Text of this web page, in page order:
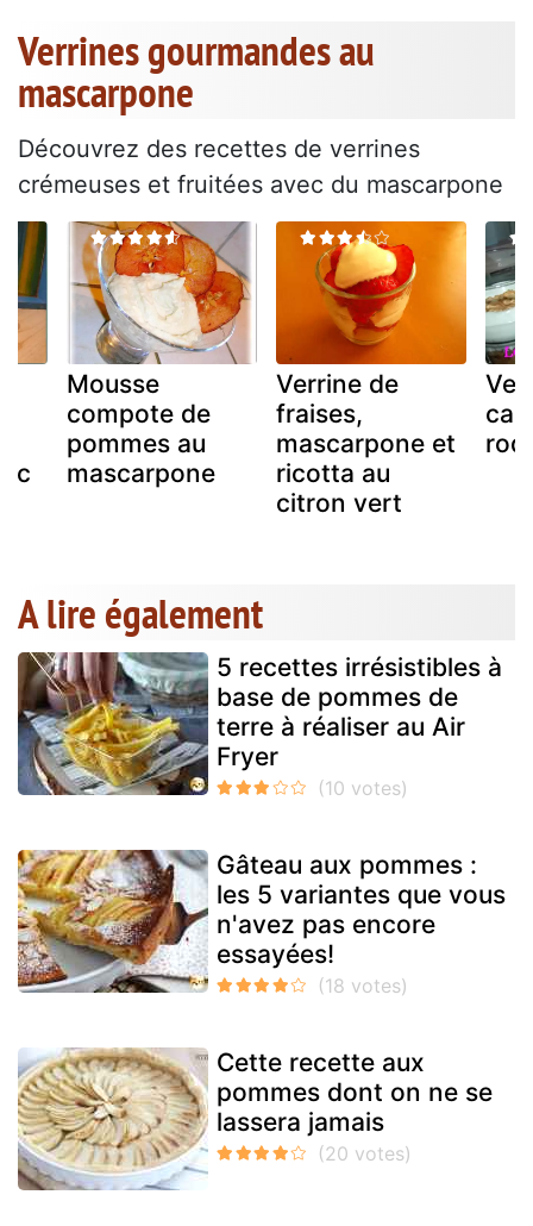
Verrines gourmandes au
mascarpone
Découvrez des recettes de verrines
crémeuses et fruitées avec du mascarpone
Mousse
compote de
pommes au
mascarpone
Verrine de
fraises,
mascarpone et
ricotta au
citron vert
A lire également
5 recettes irrésistibles à
base de pommes de
terre à réaliser au Air
Fryer
Gâteau aux pommes :
les 5 variantes que vous
n'avez pas encore
essayées!
Cette recette aux
pommes dont on ne se
lassera jamais